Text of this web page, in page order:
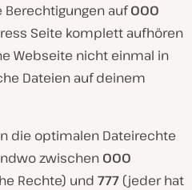
Berechtigungen auf000
Seite komplett aufhören
Webseite nicht einmal in
Dateien auf deinem
die optimalen Dateirechte
zwischen 000
Rechte) und 777 (jeder hat